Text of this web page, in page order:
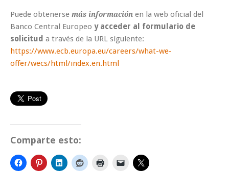
Puede obtenerse más información en la web oficial del
Banco Central Europeo y acceder al formulario de
solicitud a través de la URL siguiente:
https://www.ecb.europa.eu/careers/what-we-
offer/wecs/html/index.en.html
Comparte esto: